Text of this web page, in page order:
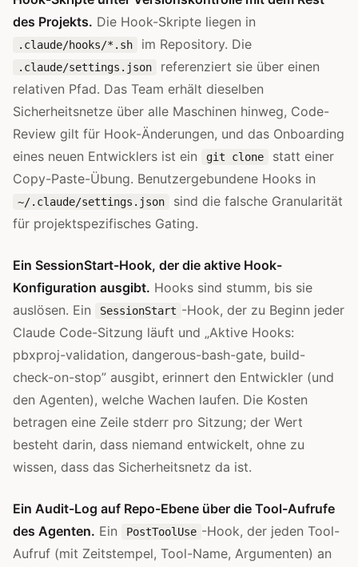
des Projekts. Die Hook-Skripte liegen in
.claude/hooks/*.sh im Repository. Die
.claude/settings.json
referenziert sie über einen
relativen Pfad. Das Team erhält dieselben
Sicherheitsnetze über alle Maschinen hinweg, Code-
Review gilt für Hook-Änderungen, und das Onboarding
eines neuen Entwicklers ist ein
git clone
statt einer
Copy-Paste-Übung. Benutzergebundene Hooks in
~/.claude/settings.json
sind die falsche Granularität
für projektspezifisches Gating.
Ein SessionStart-Hook, der die aktive Hook-
Konfiguration ausgibt. Hooks sind stumm, bis sie
auslösen. Ein
SessionStart -Hook, der zu Beginn jeder
Claude Code-Sitzung läuft und „Aktive Hooks:
pbxproj-validation, dangerous-bash-gate, build-
check-on-stop” ausgibt, erinnert den Entwickler (und
den Agenten), welche Wachen laufen. Die Kosten
betragen eine Zeile stderr pro Sitzung; der Wert
besteht darin, dass niemand entwickelt, ohne zu
wissen, dass das Sicherheitsnetz da ist.
Ein Audit-Log auf Repo-Ebene über die Tool-Aufrufe
des Agenten. Ein PostToolUse -Hook, der jeden Tool-
Aufruf (mit Zeitstempel, Tool-Name, Argumenten) an